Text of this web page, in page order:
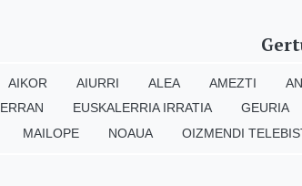
AIKOR AIURRI ALEA AMEZTI
ERRAN EUSKALERRIA IRRATIA GEURIA
MAILOPE NOAUA OIZMENDI